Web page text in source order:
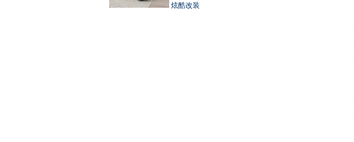
炫酷改装